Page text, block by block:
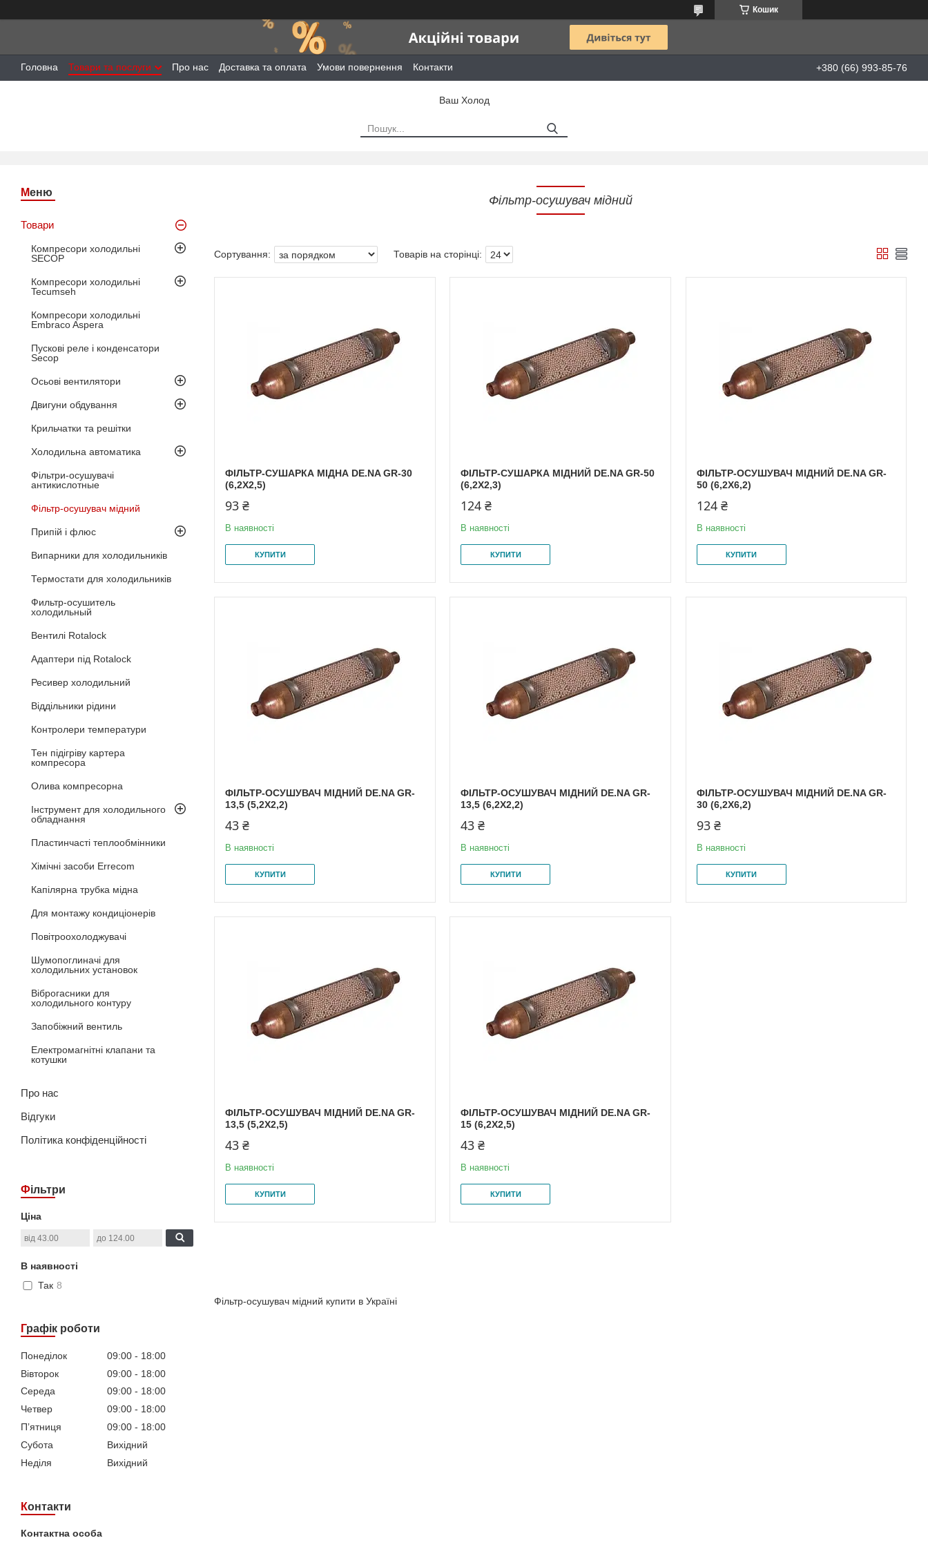
Кошик
Головна Товари та послуги Про нас Доставка та оплата Умови повернення Контакти +380 (66) 993-85-76
Ваш Холод
Товари
Компресори холодильні
SECOP
Компресори холодильні
Tecumseh
Компресори холодильні
Embraco Aspera
Пускові реле і конденсатори
Secop
Осьові вентилятори
Двигуни обдування
Крильчатки та решітки
Холодильна автоматика
Фільтри-осушувачі
антикислотные
Фільтр-осушувач мідний
Припій і флюс
Випарники для холодильників
Термостати для холодильників
Фильтр-осушитель
холодильный
Вентилі Rotalock
Адаптери під Rotalock
Ресивер холодильний
Віддільники рідини
Контролери температури
Тен підігріву картера
компресора
Олива компресорна
Інструмент для холодильного
обладнання
Пластинчасті теплообмінники
Хімічні засоби Errecom
Капілярна трубка мідна
Для монтажу кондиціонерів
Повітроохолоджувачі
Шумопоглиначі для
холодильних установок
Віброгасники для
холодильного контуру
Запобіжний вентиль
Електромагнітні клапани та
котушки
Про нас
Відгуки
Політика конфіденційності
Фільтри
Ціна
В наявності
Так 8
Графік роботи
Понеділок 09:00
18:00
Вівторок
09:00
18:00
Середа
09:00
18:00
Четвер
09:00
18:00
Пʼятниця
09:00
18:00
Субота
Вихідний
Неділя
Вихідний
Контакти
Фільтр-осушувач мідний
ФІЛЬТР-СУШАРКА МІДНА DE.NA GR-30
(6,2X2,5)
93 ₴
В наявності
КУПИТИ
ФІЛЬТР-СУШАРКА МІДНИЙ DE.NA GR-50
(6,2X2,3)
124 ₴
В наявності
КУПИТИ
ФІЛЬТР-ОСУШУВАЧ МІДНИЙ DE.NA GR-
50 (6,2Х6,2)
124 ₴
В наявності
КУПИТИ
ФІЛЬТР-ОСУШУВАЧ МІДНИЙ DE.NA GR-
13,5 (5,2Х2,2)
43 ₴
В наявності
КУПИТИ
ФІЛЬТР-ОСУШУВАЧ МІДНИЙ DE.NA GR-
13,5 (6,2X2,2)
43 ₴
В наявності
КУПИТИ
ФІЛЬТР-ОСУШУВАЧ МІДНИЙ DE.NA GR-
30 (6,2X6,2)
93 ₴
В наявності
КУПИТИ
ФІЛЬТР-ОСУШУВАЧ МІДНИЙ DE.NA GR-
13,5 (5,2Х2,5)
43 ₴
В наявності
КУПИТИ
ФІЛЬТР-ОСУШУВАЧ МІДНИЙ DE.NA GR-
15 (6,2Х2,5)
43 ₴
В наявності
КУПИТИ
Фільтр-осушувач мідний купити в Україні